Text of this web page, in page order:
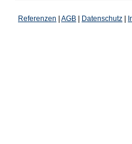
Referenzen AGB Datenschutz